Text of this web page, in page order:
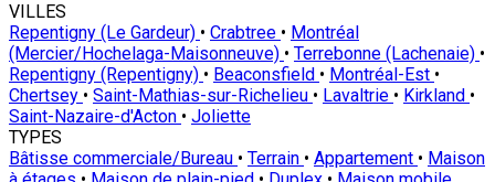
VILLES
Repentigny (Le Gardeur) • Crabtree • Montréal
(Mercier/Hochelaga-Maisonneuve) • Terrebonne (Lachenaie) •
Repentigny (Repentigny) • Beaconsfield • Montréal-Est •
Chertsey • Saint-Mathias-sur-Richelieu • Lavaltrie • Kirkland •
Saint-Nazaire-d'Acton • Joliette
TYPES
Bâtisse commerciale/Bureau • Terrain • Appartement • Maison